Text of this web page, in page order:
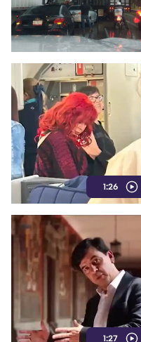
1:26
1:27